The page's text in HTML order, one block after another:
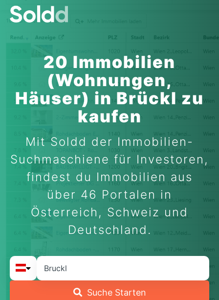
20 Immobilien
(Wohnungen,
Häuser) in Brückl zu
kaufen
Mit Soldd der Immobilien-
Suchmaschiene für Investoren,
findest du Immobilien aus
über 46 Portalen in
Österreich, Schweiz und
Deutschland.
Suche Starten